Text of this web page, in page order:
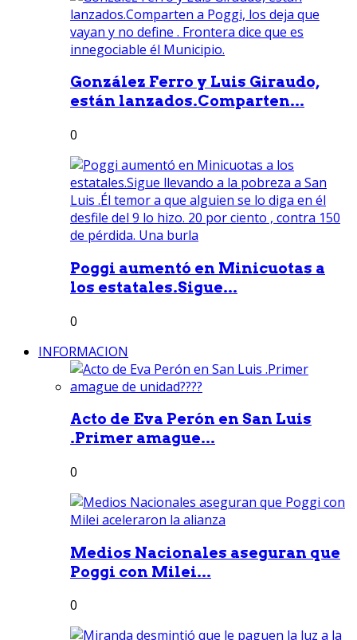
González Ferro y Luis Giraudo,
están lanzados.Comparten...
0
Poggi aumentó en Minicuotas a
los estatales.Sigue...
0
INFORMACION
Acto de Eva Perón en San Luis
.Primer amague...
0
Medios Nacionales aseguran que
Poggi con Milei...
0